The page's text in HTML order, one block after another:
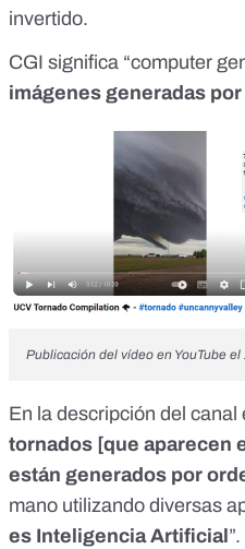
invertido.
CGI significa “computer
imágenes generadas
Publicación del vídeo en YouTube
En la descripción del canal
tornados [que aparecen
están generados por
mano utilizando diversas
es Inteligencia Artificial ”.